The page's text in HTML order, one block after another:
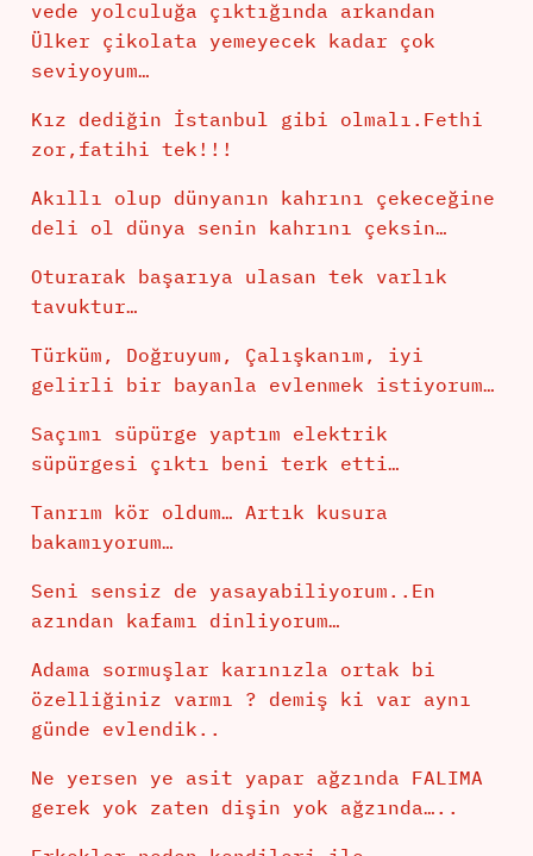
vede yolculuğa çıktığında arkandan
Ülker çikolata yemeyecek kadar çok
seviyoyum…
Kız dediğin İstanbul gibi olmalı.Fethi
zor,fatihi tek!!!
Akıllı olup dünyanın kahrını çekeceğine
deli ol dünya senin kahrını çeksin…
Oturarak başarıya ulasan tek varlık
tavuktur…
Türküm, Doğruyum, Çalışkanım, iyi
gelirli bir bayanla evlenmek istiyorum…
Saçımı süpürge yaptım elektrik
süpürgesi çıktı beni terk etti…
Tanrım kör oldum… Artık kusura
bakamıyorum…
Seni sensiz de yasayabiliyorum..En
azından kafamı dinliyorum…
Adama sormuşlar karınızla ortak bi
özelliğiniz varmı ? demiş ki var aynı
günde evlendik..
Ne yersen ye asit yapar ağzında FALIMA
gerek yok zaten dişin yok ağzında…..